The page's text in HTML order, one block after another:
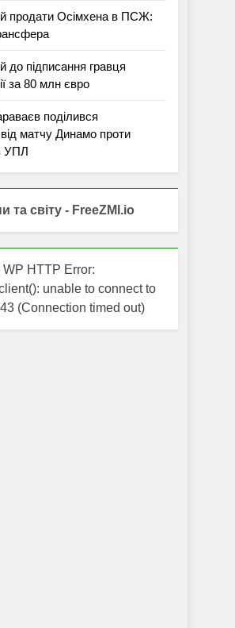
продати Осімхена в ПСЖ:
підписання гравця
за 80 млн євро
поділився
матчу Динамо проти
УПЛ
та світу - FreeZMI.io
WP HTTP Error:
unable to connect to
(Connection timed out)